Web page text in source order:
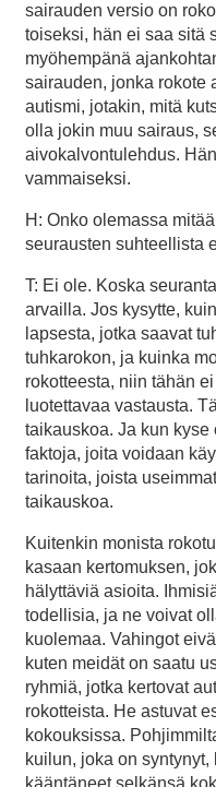
sairauden versio on
toiseksi, hän ei saa sitä
myöhempänä
sairauden, jonka rokote
autismi, jotakin, mitä
olla jokin muu sairaus,
aivokalvontulehdus.
vammaiseksi.
H: Onko olemassa
seurausten suhteellista
T: Ei ole. Koska
arvailla. Jos kysytte,
lapsesta, jotka saavat
tuhkarokon, ja kuinka
rokotteesta, niin tähän
luotettavaa vastausta.
taikauskoa. Ja kun
faktoja, joita voidaan
tarinoita, joista
taikauskoa.
Kuitenkin monista
kasaan kertomuksen,
hälyttäviä asioita.
todellisia, ja ne voivat
kuolemaa. Vahingot
kuten meidät on saatu
ryhmiä, jotka kertovat
rokotteista. He astuvat
kokouksissa.
kuilun, joka on